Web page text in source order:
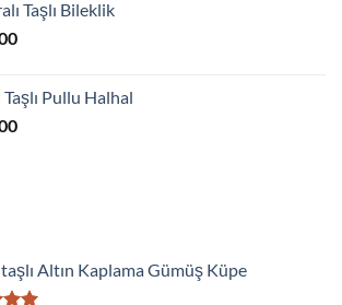
Taşlı Bileklik
Pullu Halhal
Altın Kaplama Gümüş Küpe